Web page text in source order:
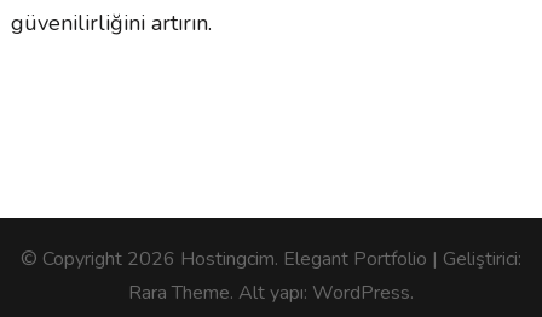
güvenilirliğini artırın.
© Copyright 2026 Hostingcim. Elegant Portfolio | Geliştirici:
Rara Theme. Alt yapı: WordPress.